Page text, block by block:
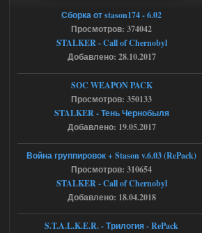
Stalker-Mods-Clan-su
Доступно только для пользователей
Ответить ➤
Объединенный Пак 2 + OGSR +
STCoP WP 3.4
Доступно только для пользователей
Ответить ➤
04.08.2026
Сборка от stason174 - 6.02
Просмотров: 374042
STALKER - Call of Chernobyl
Добавлено: 28.10.2017
SOC WEAPON PACK
Просмотров: 350133
STALKER - Тень Чернобыля
Добавлено: 19.05.2017
Война группировок + Stason v.6.03 (RePack)
Просмотров: 310654
STALKER - Call of Chernobyl
Добавлено: 18.04.2018
S.T.A.L.K.E.R. - Трилогия - RePack